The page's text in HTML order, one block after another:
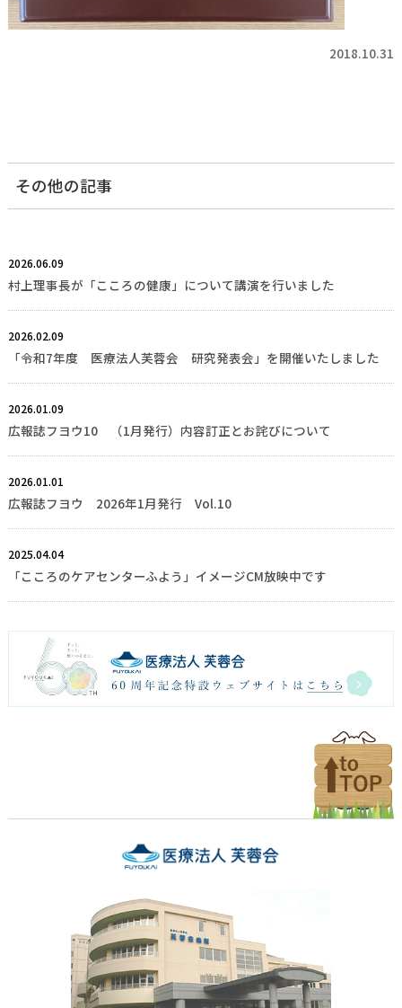
2018.10.31
その他の記事
2026.06.09
村上理事長が「こころの健康」について講演を行いました
2026.02.09
「令和7年度 医療法人芙蓉会 研究発表会」を開催いたしました
2026.01.09
広報誌フヨウ10 （1月発行）内容訂正とお詫びについて
2026.01.01
広報誌フヨウ 2026年1月発行 Vol.10
2025.04.04
「こころのケアセンターふよう」イメージCM放映中です